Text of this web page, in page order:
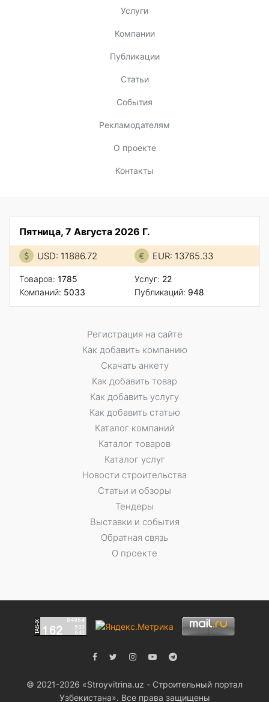
Услуги
Компании
Публикации
Статьи
События
Рекламодателям
О проекте
Контакты
Пятница, 7 Августа 2026 Г.
USD: 11886.72 EUR: 13765.33
Товаров: 1785
Компаний: 5033
Услуг: 22
Публикаций: 948
Регистрация на сайте
Как добавить компанию
Скачать анкету
Как добавить товар
Как добавить услугу
Как добавить статью
Каталог компаний
Каталог товаров
Каталог услуг
Новости строительства
Статьи и обзоры
Тендеры
Выставки и события
Обратная связь
О проекте
© 2021-2026 «Stroyvitrina.uz - Строительный портал
Узбекистана». Все права защищены